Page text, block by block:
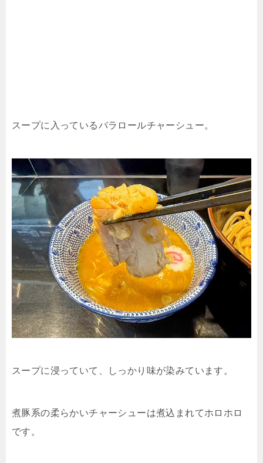
スープに入っているバラロールチャーシュー。
スープに浸っていて、しっかり味が染みています。
煮豚系の柔らかいチャーシューは煮込まれてホロホロ
です。